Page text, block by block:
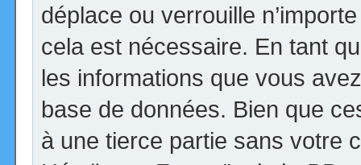
déplace ou verrouille
cela est nécessaire. En tant
les informations que vous
base de données. Bien que
à une tierce partie sans votre